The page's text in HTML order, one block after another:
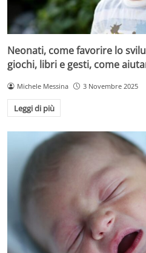
Neonati, come favorire lo
giochi, libri e gesti, come
Michele Messina 3 Novembre 2025
Leggi di più